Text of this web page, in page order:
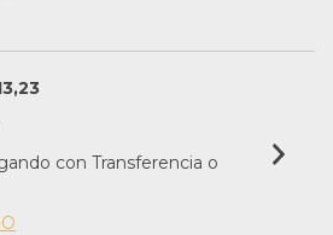
con Transferencia o